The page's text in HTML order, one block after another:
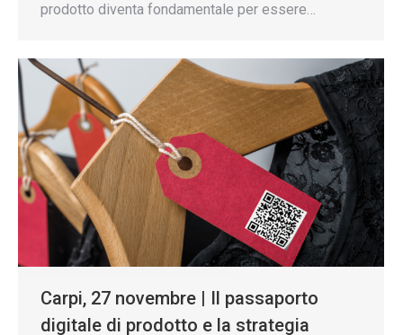
prodotto diventa fondamentale per essere…
Carpi, 27 novembre | Il passaporto
digitale di prodotto e la strategia